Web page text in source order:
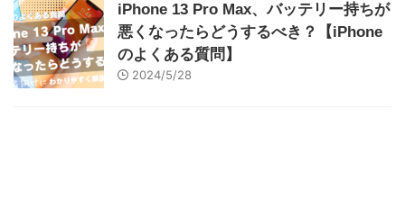
iPhone 13 Pro Max、バッテリー持ちが
悪くなったらどうするべき？【iPhone
のよくある質問】
2024/5/28